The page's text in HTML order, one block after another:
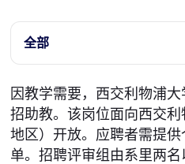
学院
校园生活
关于我们
全部
因教学需要，西交利物浦
招助教。该岗位面向西交
地区）开放。应聘者需提
单。招聘评审组由系里两